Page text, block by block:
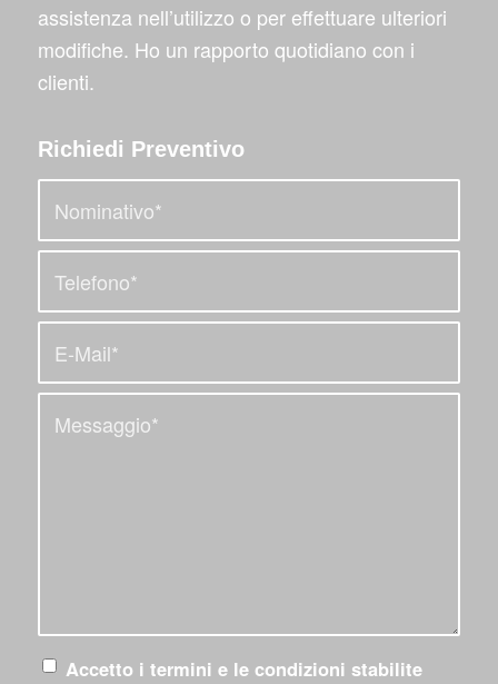
assistenza nell’utilizzo o per effettuare ulteriori
modifiche. Ho un rapporto quotidiano con i
clienti.
Richiedi Preventivo
Accetto i termini e le condizioni stabilite